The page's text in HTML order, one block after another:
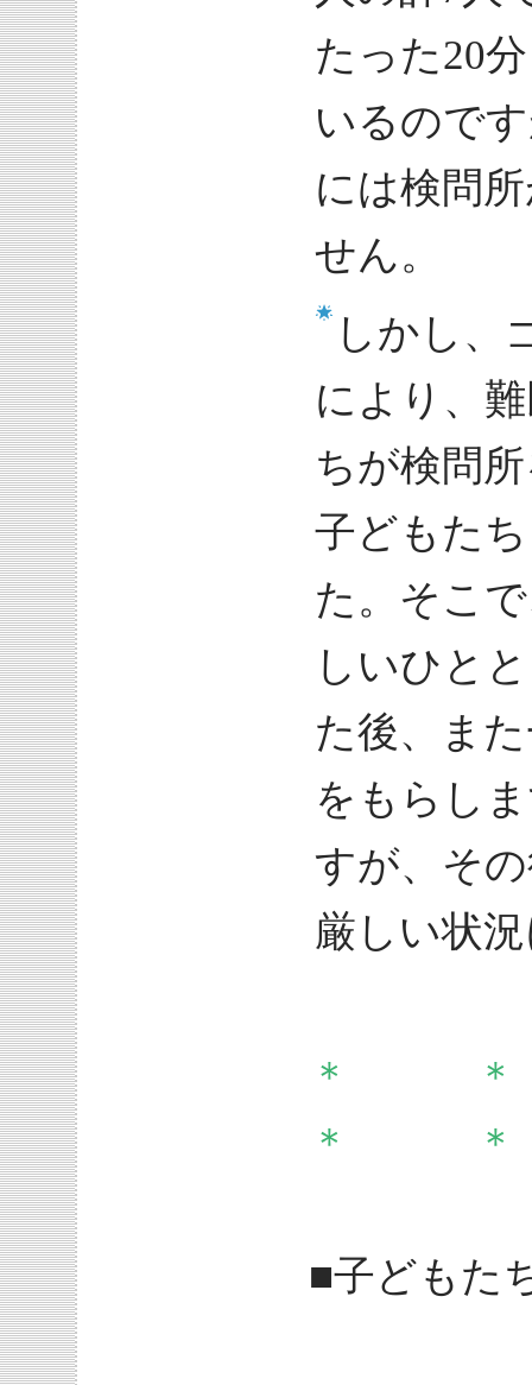
たった20
いるので
には検問
せん。
しかし、
により、
ちが検問
子どもた
た。そこ
しいひと
た後、ま
をもらし
すが、そ
厳しい状
＊
＊
■子どもた